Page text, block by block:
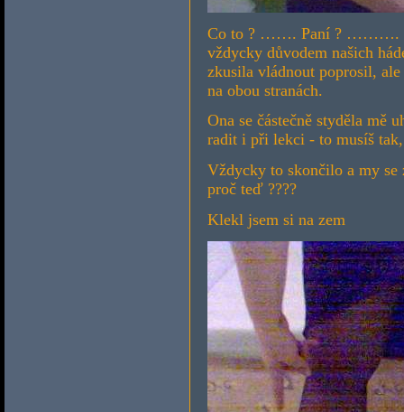
Co to ? ……. Paní ? ……….
vždycky důvodem našich
zkusila vládnout poprosil,
na obou stranách.
Ona se částečně styděla mě
radit i při lekci - to musíš
Vždycky to skončilo a my se
proč teď ????
Klekl jsem si na zem